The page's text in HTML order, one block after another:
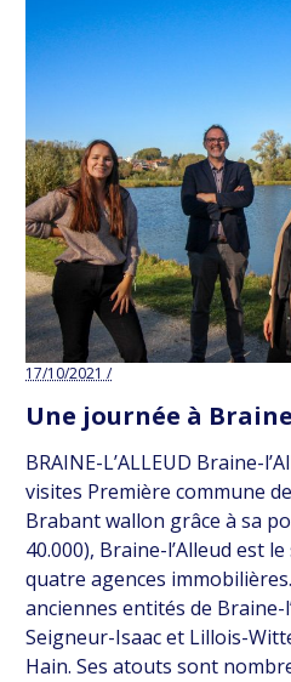
17/10/2021 /
Une journée à
BRAINE-L’ALLEUD Braine-
visites Première commune
Brabant wallon grâce à sa
40.000), Braine-l’Alleud est
quatre agences
anciennes entités de Braine-
Seigneur-Isaac et Lillois-
Hain. Ses atouts sont